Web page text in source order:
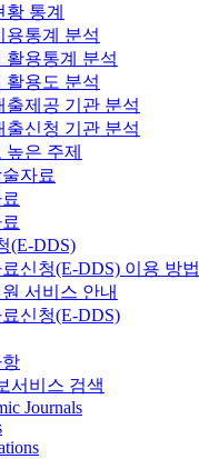
황 통계
용통계 분석
활용통계 분석
활용도 분석
출제공 기관 분석
출신청 기관 분석
높은 주제
자료
(E-DDS)
신청(E-DDS) 이용 방법
서비스 안내
신청(E-DDS)
서비스 검색
Journals